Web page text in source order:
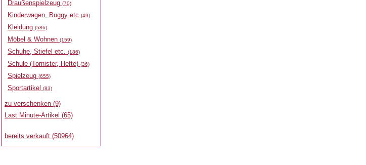
Draußenspielzeug (70)
Kinderwagen, Buggy etc (49)
Kleidung (586)
Möbel & Wohnen (159)
Schuhe, Stiefel etc. (186)
Schule (Tornister, Hefte) (36)
Spielzeug (655)
Sportartikel (83)
zu verschenken (9)
Last Minute-Artikel (65)
bereits verkauft (50964)